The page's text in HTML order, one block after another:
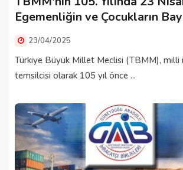
Egemenliğin ve Çocukların
23/04/2025
Türkiye Büyük Millet Meclisi (TBMM), milli
temsilcisi olarak 105 yıl önce ...